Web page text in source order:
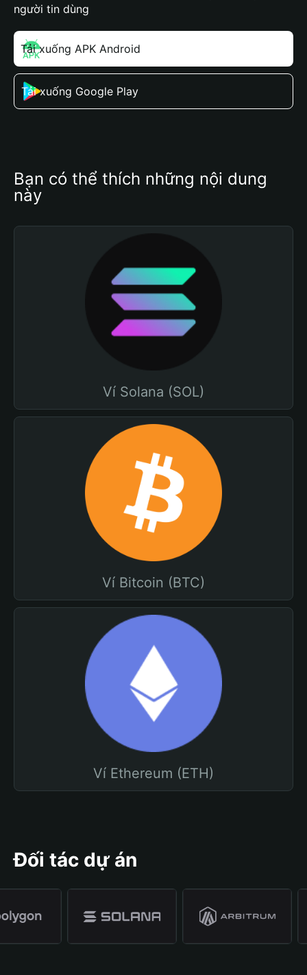
người tin dùng
Tải xuống APK Android
Tải xuống Google Play
Bạn có thể thích những nội dung
này
Ví Solana (SOL)
Ví Bitcoin (BTC)
Ví Ethereum (ETH)
Đối tác dự án